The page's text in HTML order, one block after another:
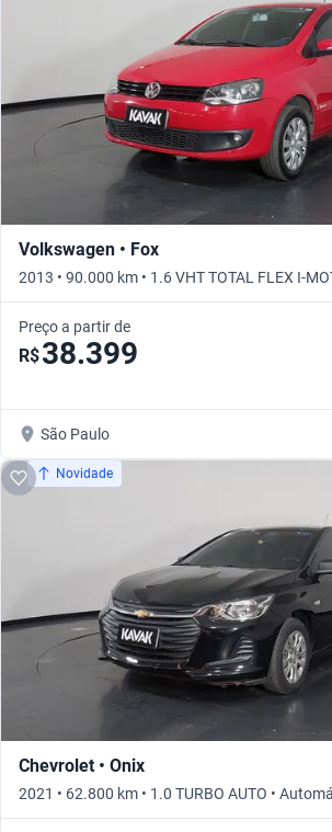
Volkswagen • Fox
2013 • 90.000 km • 1.6 VHT TOTAL FLEX I-
Preço a partir de
R$38.399
São Paulo
Novidade
Chevrolet • Onix
2021 • 62.800 km • 1.0 TURBO AUTO •